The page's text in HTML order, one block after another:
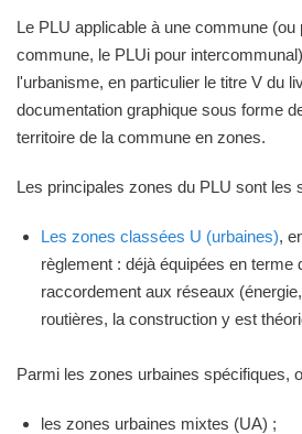
Le PLU applicable à une commune (ou
commune, le PLUi pour
l'urbanisme, en particulier le titre V du
documentation graphique sous forme
territoire de la commune en zones.
Les principales zones du PLU sont les
Les zones classées U (urbaines),
règlement : déjà équipées en terme
raccordement aux réseaux
routières, la construction y est
Parmi les zones urbaines spécifiques,
les zones urbaines mixtes (UA) ;